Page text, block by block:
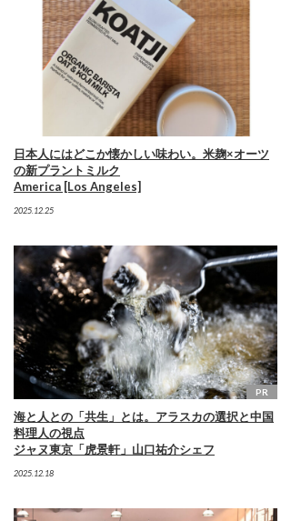
日本人にはどこか懐かしい味わい。米麹×オーツ
の新プラントミルク
America [Los Angeles]
2025.12.25
PR
海と人との「共生」とは。アラスカの選択と中国
料理人の視点
ジャヌ東京「虎景軒」山口祐介シェフ
2025.12.18